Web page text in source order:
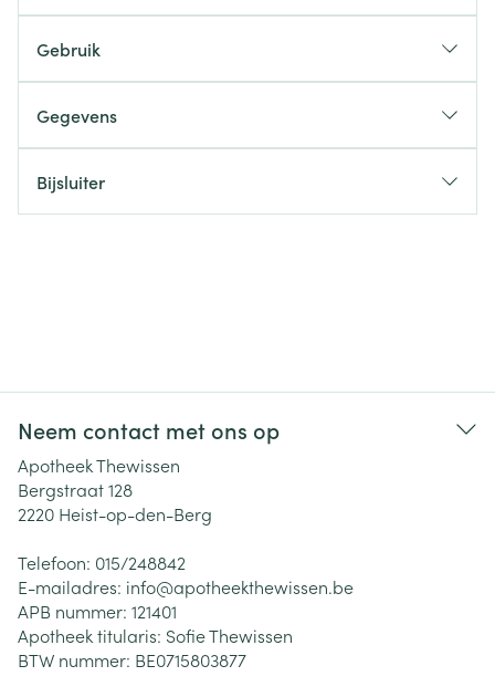
Gebruik
Gegevens
Bijsluiter
Neem contact met ons op
Apotheek Thewissen
Bergstraat 128
2220 Heist-op-den-Berg
Telefoon: 015/248842
E-mailadres: info@apotheekthewissen.be
APB nummer: 121401
Apotheek titularis: Sofie Thewissen
BTW nummer: BE0715803877